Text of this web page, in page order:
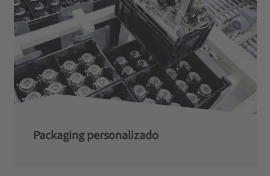
Packaging personalizado